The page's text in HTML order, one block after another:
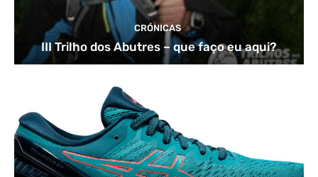
CRÓNICAS
III Trilho dos Abutres – que faço eu aqui?